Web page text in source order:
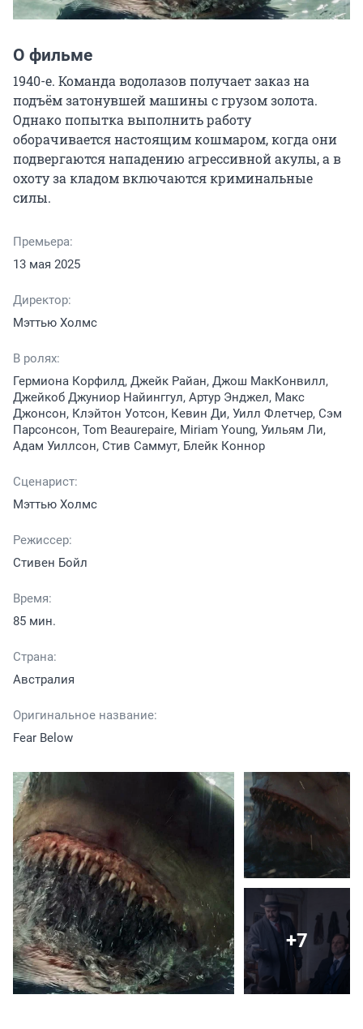
О фильме
1940-е. Команда водолазов получает заказ на
подъём затонувшей машины с грузом золота.
Однако попытка выполнить работу
оборачивается настоящим кошмаром, когда они
подвергаются нападению агрессивной акулы, а в
охоту за кладом включаются криминальные
силы.
Премьера:
13 мая 2025
Директор:
Мэттью Холмс
В ролях:
Гермиона Корфилд, Джейк Райан, Джош МакКонвилл,
Джейкоб Джуниор Найинггул, Артур Энджел, Макс
Джонсон, Клэйтон Уотсон, Кевин Ди, Уилл Флетчер, Сэм
Парсонсон, Tom Beaurepaire, Miriam Young, Уильям Ли,
Адам Уиллсон, Стив Саммут, Блейк Коннор
Сценарист:
Мэттью Холмс
Режиссер:
Стивен Бойл
Время:
85 мин.
Страна:
Австралия
Оригинальное название:
Fear Below
+7